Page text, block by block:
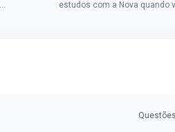
estudos com a Nova quando